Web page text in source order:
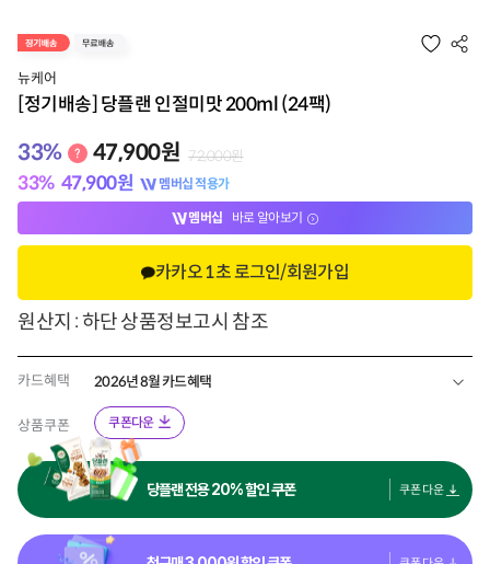
뉴케어
[정기배송] 당플랜 인절미맛 200ml (24팩)
33% 47,900원 72,000원
33% 47,900원 멤버십 적용가
멤버십 바로 알아보기
카카오 1초 로그인/회원가입
원산지 : 하단 상품정보고시 참조
카드혜택 2026년 8월 카드혜택
상품쿠폰 쿠폰다운
당플랜 전용 20% 할인 쿠폰 쿠폰 다운